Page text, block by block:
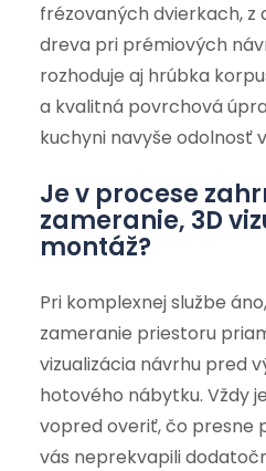
frézovaných dvierkach, z
dreva pri prémiových
rozhoduje aj hrúbka
a kvalitná povrchová
kuchyni navyše odolnosť
Je v procese
zameranie, 3D
montáž?
Pri komplexnej službe
zameranie priestoru
vizualizácia návrhu pred
hotového nábytku. Vždy
vopred overiť, čo presne
vás neprekvapili